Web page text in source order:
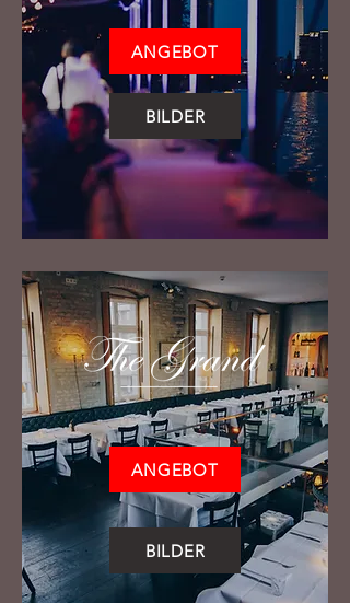
ANGEBOT
BILDER
BILDER
ANGEBOT